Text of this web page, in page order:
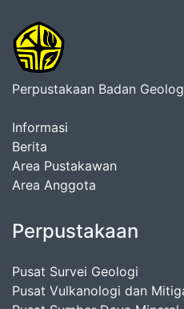
Perpustakaan Badan
Informasi
Berita
Area Pustakawan
Area Anggota
Perpustakaan
Pusat Survei Geologi
Pusat Vulkanologi dan